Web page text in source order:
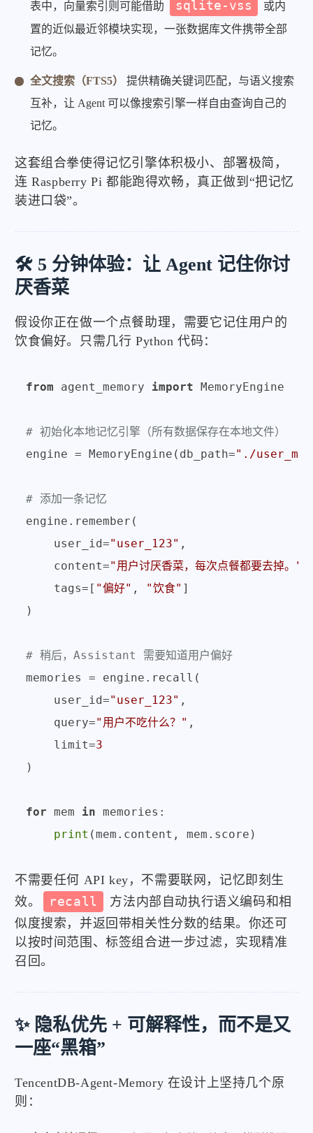
表中，向量索引则可能借助 sqlite-vss
或内
置的近似最近邻模块实现，一张数据库文件携带全部
记忆。
全文搜索（FTS5）
提供精确关键词匹配，与语义搜索
互补，让 Agent 可以像搜索引擎一样自由查询自己的
记忆。
这套组合拳使得记忆引擎体积极小、部署极简，
连 Raspberry Pi 都能跑得欢畅，真正做到“把记忆
装进口袋”。
🛠️ 5 分钟体验：让 Agent 记住你讨
厌香菜
假设你正在做一个点餐助理，需要它记住用户的
饮食偏好。只需几行 Python 代码：
from agent_memory import MemoryEngine
# 初始化本地记忆引擎（所有数据保存在本地文件）
engine = MemoryEngine(db_path="./
# 添加一条记忆
engine.remember(
    user_id=
"user_123" ,
    content=
"用户讨厌香菜，每次点餐都要去掉。"
    tags=[
"偏好" , "饮食" ]
)
# 稍后，Assistant 需要知道用户偏好
memories = engine.recall(
    user_id=
"user_123" ,
    query=
"用户不吃什么？" ,
    limit=
3
)
for mem in memories:
print
不需要任何 API key，不需要联网，记忆即刻生
效。
recall
方法内部自动执行语义编码和相
似度搜索，并返回带相关性分数的结果。你还可
以按时间范围、标签组合进一步过滤，实现精准
召回。
✨ 隐私优先 + 可解释性，而不是又
一座“黑箱”
TencentDB-Agent-Memory 在设计上坚持几个原
则：